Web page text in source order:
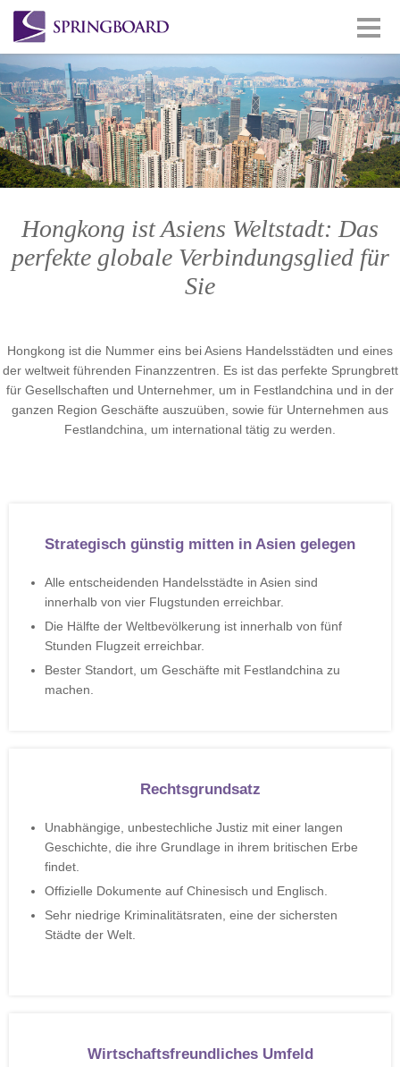
Hongkong ist Asiens Weltstadt: Das
perfekte globale Verbindungsglied für
Sie
Hongkong ist die Nummer eins bei Asiens Handelsstädten und eines
der weltweit führenden Finanzzentren. Es ist das perfekte Sprungbrett
für Gesellschaften und Unternehmer, um in Festlandchina und in der
ganzen Region Geschäfte auszuüben, sowie für Unternehmen aus
Festlandchina, um international tätig zu werden.
Strategisch günstig mitten in Asien gelegen
Alle entscheidenden Handelsstädte in Asien sind
innerhalb von vier Flugstunden erreichbar.
Die Hälfte der Weltbevölkerung ist innerhalb von fünf
Stunden Flugzeit erreichbar.
Bester Standort, um Geschäfte mit Festlandchina zu
machen.
Rechtsgrundsatz
Unabhängige, unbestechliche Justiz mit einer langen
Geschichte, die ihre Grundlage in ihrem britischen Erbe
findet.
Offizielle Dokumente auf Chinesisch und Englisch.
Sehr niedrige Kriminalitätsraten, eine der sichersten
Städte der Welt.
Wirtschaftsfreundliches Umfeld